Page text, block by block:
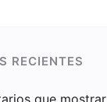
RECIENTES
que mostrar.